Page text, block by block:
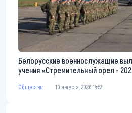
Белорусские военнослужащие
учения «Стремительный орел -
Общество 10 августа, 2026 14:52